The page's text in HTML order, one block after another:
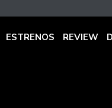
ESTRENOS REVIEW